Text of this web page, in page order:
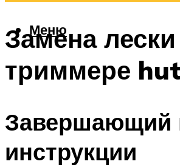
Меню
Замена
триммере
Завершающий
инструкции